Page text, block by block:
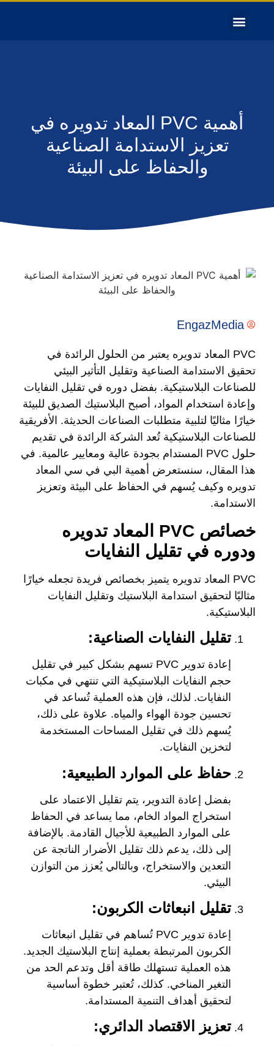
أهمية PVC المعاد تدويره في
تعزيز الاستدامة الصناعية
والحفاظ على البيئة
EngazMedia
PVC المعاد تدويره يعتبر من الحلول الرائدة في
تحقيق الاستدامة الصناعية وتقليل التأثير البيئي
للصناعات البلاستيكية. بفضل دوره في تقليل النفايات
وإعادة استخدام المواد، أصبح البلاستيك الصديق للبيئة
خيارًا مثاليًا لتلبية متطلبات الصناعات الحديثة. الأفريقية
للصناعات البلاستيكية تُعد الشركة الرائدة في تقديم
حلول PVC المستدام بجودة عالية ومعايير عالمية. في
هذا المقال، سنستعرض أهمية البي في سي المعاد
تدويره وكيف يُسهم في الحفاظ على البيئة وتعزيز
الاستدامة.
خصائص PVC المعاد تدويره
ودوره في تقليل النفايات
PVC المعاد تدويره يتميز بخصائص فريدة تجعله خيارًا
مثاليًا لتحقيق استدامة البلاستيك وتقليل النفايات
البلاستيكية.
تقليل النفايات الصناعية:
إعادة تدوير PVC تسهم بشكل كبير في تقليل
حجم النفايات البلاستيكية التي تنتهي في مكبات
النفايات. لذلك، فإن هذه العملية تُساعد في
تحسين جودة الهواء والمياه. علاوة على ذلك،
يُسهم ذلك في تقليل المساحات المستخدمة
لتخزين النفايات.
حفاظ على الموارد الطبيعية:
بفضل إعادة التدوير، يتم تقليل الاعتماد على
استخراج المواد الخام، مما يساعد في الحفاظ
على الموارد الطبيعية للأجيال القادمة. بالإضافة
إلى ذلك، يدعم ذلك تقليل الأضرار الناتجة عن
التعدين والاستخراج، وبالتالي يُعزز من التوازن
البيئي.
تقليل انبعاثات الكربون:
إعادة تدوير PVC تُساهم في تقليل انبعاثات
الكربون المرتبطة بعملية إنتاج البلاستيك الجديد.
هذه العملية تستهلك طاقة أقل وتدعم الحد من
التغير المناخي. كذلك، تُعتبر خطوة أساسية
لتحقيق أهداف التنمية المستدامة.
تعزيز الاقتصاد الدائري: